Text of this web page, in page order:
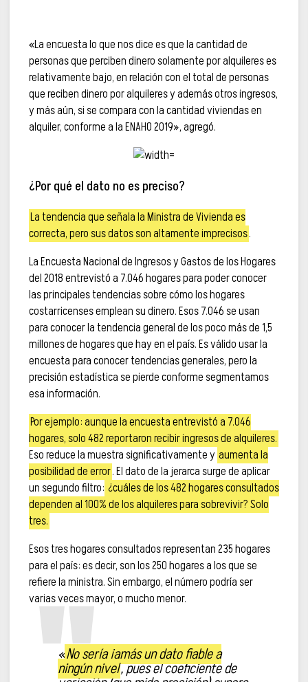
«La encuesta lo que nos dice es que la cantidad de
personas que perciben dinero solamente por alquileres es
relativamente bajo, en relación con el total de personas
que reciben dinero por alquileres y además otros ingresos,
y más aún, si se compara con la cantidad viviendas en
alquiler, conforme a la ENAHO 2019», agregó.
¿Por qué el dato no es preciso?
La tendencia que señala la Ministra de Vivienda es
correcta, pero sus datos son altamente imprecisos.
La Encuesta Nacional de Ingresos y Gastos de los Hogares
del 2018 entrevistó a 7.046 hogares para poder conocer
las principales tendencias sobre cómo los hogares
costarricenses emplean su dinero. Esos 7.046 se usan
para conocer la tendencia general de los poco más de 1,5
millones de hogares que hay en el país. Es válido usar la
encuesta para conocer tendencias generales, pero la
precisión estadística se pierde conforme segmentamos
esa información.
Por ejemplo: aunque la encuesta entrevistó a 7.046
hogares, solo 482 reportaron recibir ingresos de alquileres.
Eso reduce la muestra significativamente y aumenta la
posibilidad de error. El dato de la jerarca surge de aplicar
un segundo filtro: ¿cuáles de los 482 hogares consultados
dependen al 100% de los alquileres para sobrevivir? Solo
tres.
Esos tres hogares consultados representan 235 hogares
para el país: es decir, son los 250 hogares a los que se
refiere la ministra. Sin embargo, el número podría ser
varias veces mayor, o mucho menor.
«No sería jamás un dato fiable a
ningún nivel, pues el coeficiente de